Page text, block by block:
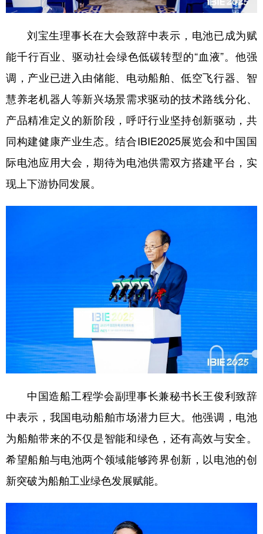
刘宝生理事长在大会致辞中表示，电池已成为赋
能千行百业、驱动社会绿色低碳转型的“血液”。他强
调，产业已进入由储能、电动船舶、低空飞行器、智
慧养老机器人等新兴场景需求驱动的技术路线分化、
产品精准定义的新阶段，呼吁行业坚持创新驱动，共
同构建健康产业生态。结合IBIE2025展览会和中国国
际电池应用大会，期待为电池供需双方搭建平台，实
现上下游协同发展。
中国造船工程学会副理事长兼秘书长王俊利致辞
中表示，我国电动船舶市场潜力巨大。他强调，电池
为船舶带来的不仅是智能和绿色，还有高效与安全。
希望船舶与电池两个领域能够跨界创新，以电池的创
新突破为船舶工业绿色发展赋能。